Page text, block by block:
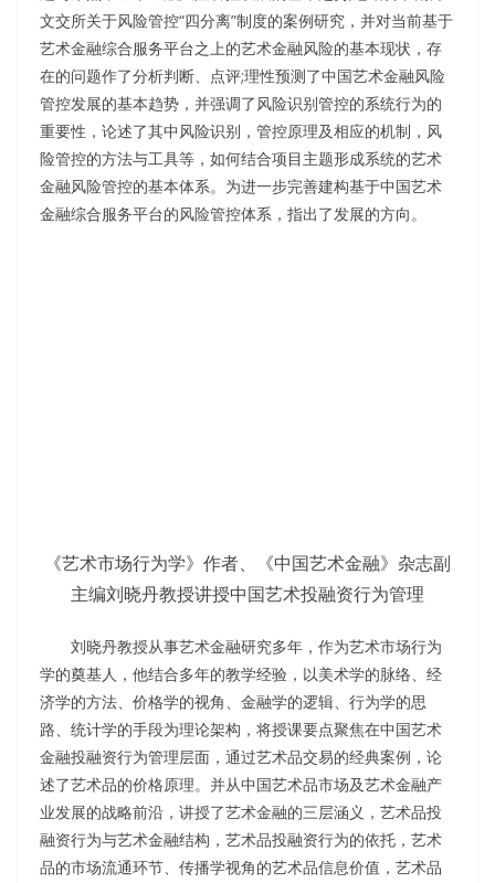
文交所关于风险管控“四分离”制度的案例研究，并对当前基于
艺术金融综合服务平台之上的艺术金融风险的基本现状，存
在的问题作了分析判断、点评;理性预测了中国艺术金融风险
管控发展的基本趋势，并强调了风险识别管控的系统行为的
重要性，论述了其中风险识别，管控原理及相应的机制，风
险管控的方法与工具等，如何结合项目主题形成系统的艺术
金融风险管控的基本体系。为进一步完善建构基于中国艺术
金融综合服务平台的风险管控体系，指出了发展的方向。
《艺术市场行为学》作者、《中国艺术金融》杂志副
主编刘晓丹教授讲授中国艺术投融资行为管理
刘晓丹教授从事艺术金融研究多年，作为艺术市场行为
学的奠基人，他结合多年的教学经验，以美术学的脉络、经
济学的方法、价格学的视角、金融学的逻辑、行为学的思
路、统计学的手段为理论架构，将授课要点聚焦在中国艺术
金融投融资行为管理层面，通过艺术品交易的经典案例，论
述了艺术品的价格原理。并从中国艺术品市场及艺术金融产
业发展的战略前沿，讲授了艺术金融的三层涵义，艺术品投
融资行为与艺术金融结构，艺术品投融资行为的依托，艺术
品的市场流通环节、传播学视角的艺术品信息价值，艺术品